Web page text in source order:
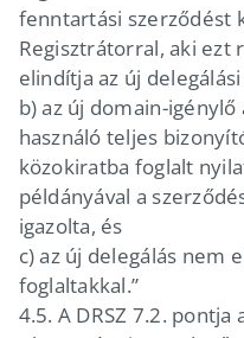
fenntartási szerződést
Regisztrátorral, aki ezt
elindítja az új
b) az új domain-
használó teljes
közokiratba foglalt
példányával a
igazolta, és
c) az új delegálás nem
foglaltakkal.”
4.5. A DRSZ 7.2. pontja